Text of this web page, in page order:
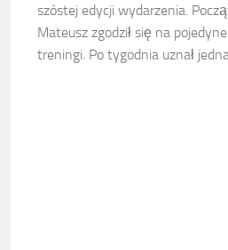
szóstej edycji wydarzenia.
Mateusz zgodził się na
treningi. Po tygodnia uznał